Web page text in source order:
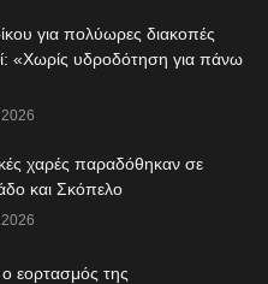
για πολύωρες διακοπές
«Χωρίς υδροδότηση για πάνω
χαρές παραδόθηκαν σε
και Σκόπελο
εορτασμός της